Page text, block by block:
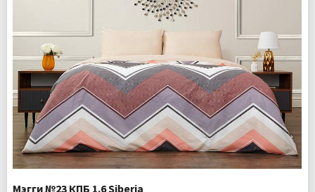
Мэгги №23 КПБ 1.6 Siberia